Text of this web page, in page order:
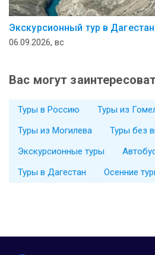
Экскурсионный тур в Дагестан
06.09.2026, вс
Вас могут
Туры в Россию
Туры из
Туры из Могилева
Туры без
Экскурсионные туры
Туры в Дагестан
Осенние